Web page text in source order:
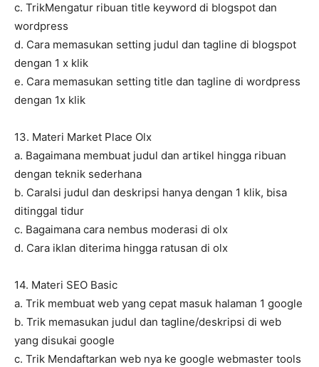
c. TrikMengatur ribuan title keyword di blogspot dan
wordpress
d. Cara memasukan setting judul dan tagline di blogspot
dengan 1 x klik
e. Cara memasukan setting title dan tagline di wordpress
dengan 1x klik
13. Materi Market Place Olx
a. Bagaimana membuat judul dan artikel hingga ribuan
dengan teknik sederhana
b. CaraIsi judul dan deskripsi hanya dengan 1 klik, bisa
ditinggal tidur
c. Bagaimana cara nembus moderasi di olx
d. Cara iklan diterima hingga ratusan di olx
14. Materi SEO Basic
a. Trik membuat web yang cepat masuk halaman 1 google
b. Trik memasukan judul dan tagline/deskripsi di web
yang disukai google
c. Trik Mendaftarkan web nya ke google webmaster tools